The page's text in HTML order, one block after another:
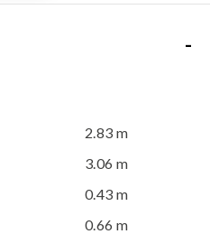
-
2.83 m
3.06 m
0.43 m
0.66 m